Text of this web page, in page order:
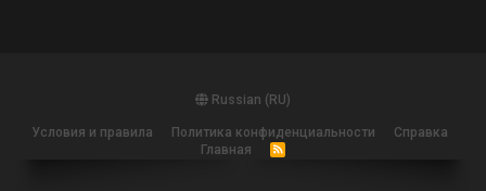
Russian (RU)
Условия и правила Политика конфиденциальности
Справка
Главная
R